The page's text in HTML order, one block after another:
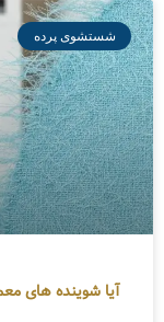
شستشوی پرده
آیا شوینده های